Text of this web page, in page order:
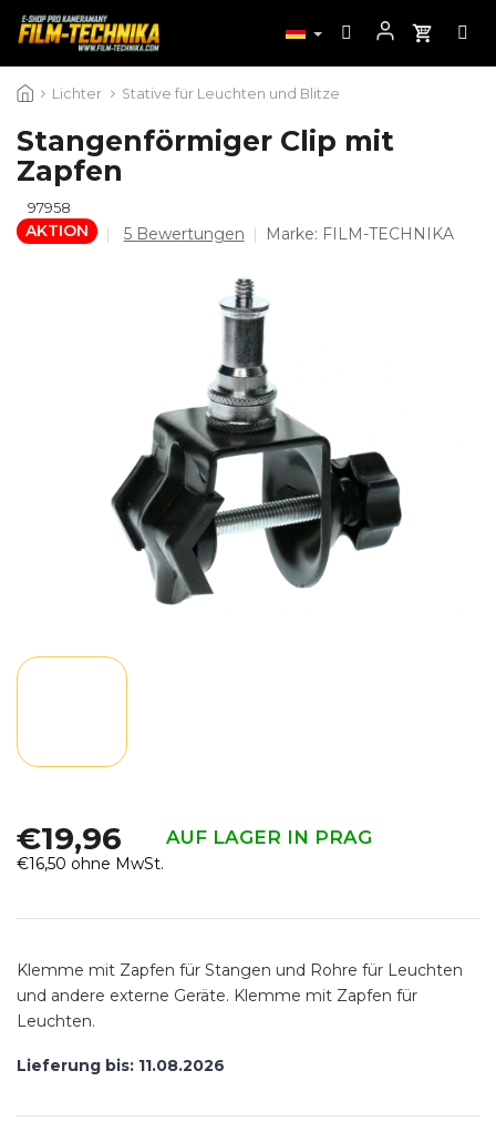
Inhalt Lichter Stative für Leuchten und Blitze
Stangenförmiger Clip mit
Zapfen
97958
AKTION
Die
Produktbewertung
5 Bewertungen Marke: FILM-TECHNIKA
€19,96 AUF LAGER IN PRAG
€16,50 ohne MwSt.
Lieferung bis: 11.08.2026
Klemme mit Zapfen für Stangen und Rohre für Leuchten
und andere externe Geräte. Klemme mit Zapfen für
Leuchten.